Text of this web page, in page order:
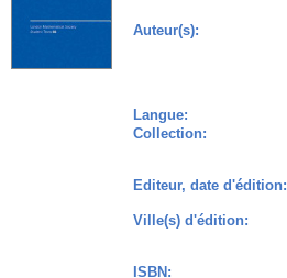
Auteur(s):
Langue:
Collection:
Editeur, date d'édition:
Ville(s) d'édition:
ISBN: